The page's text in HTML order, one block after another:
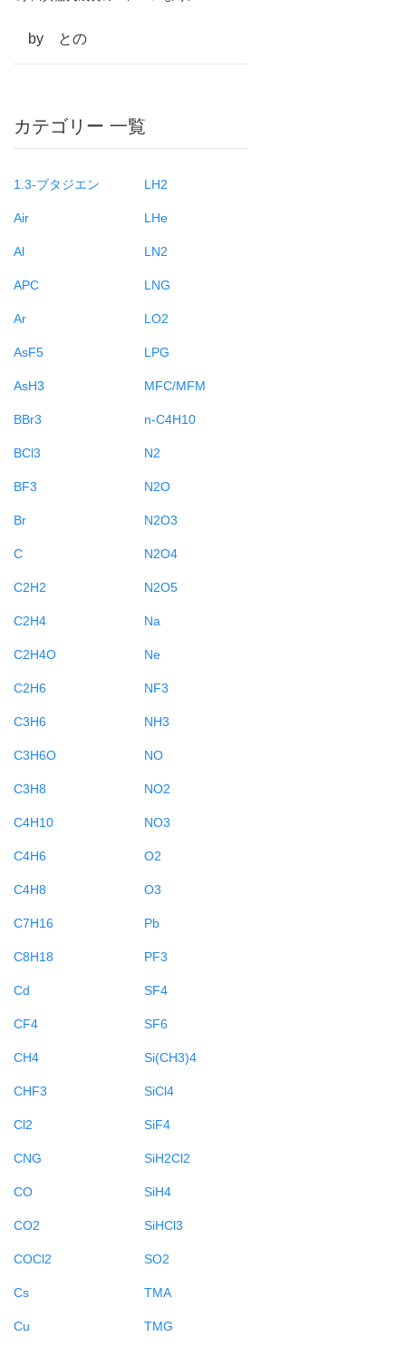
by との
カテゴリー 一覧
1.3-ブタジエン
Air
Al
APC
Ar
AsF5
AsH3
BBr3
BCl3
BF3
Br
C
C2H2
C2H4
C2H4O
C2H6
C3H6
C3H6O
C3H8
C4H10
C4H6
C4H8
C7H16
C8H18
Cd
CF4
CH4
CHF3
Cl2
CNG
CO
CO2
COCl2
Cs
Cu
LH2
LHe
LN2
LNG
LO2
LPG
MFC/MFM
n-C4H10
N2
N2O
N2O3
N2O4
N2O5
Na
Ne
NF3
NH3
NO
NO2
NO3
O2
O3
Pb
PF3
SF4
SF6
Si(CH3)4
SiCl4
SiF4
SiH2Cl2
SiH4
SiHCl3
SO2
TMA
TMG